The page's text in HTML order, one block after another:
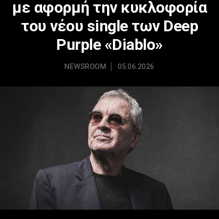
με αφορμή την κυκλοφορία
του νέου single των Deep
Purple «Diablo»
NEWSROOM 05.06.2026